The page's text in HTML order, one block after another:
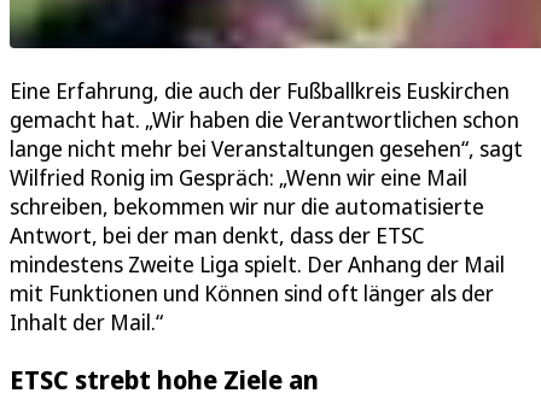
Eine Erfahrung, die auch der Fußballkreis Euskirchen
gemacht hat. „Wir haben die Verantwortlichen schon
lange nicht mehr bei Veranstaltungen gesehen“, sagt
Wilfried Ronig im Gespräch: „Wenn wir eine Mail
schreiben, bekommen wir nur die automatisierte
Antwort, bei der man denkt, dass der ETSC
mindestens Zweite Liga spielt. Der Anhang der Mail
mit Funktionen und Können sind oft länger als der
Inhalt der Mail.“
ETSC strebt hohe Ziele an